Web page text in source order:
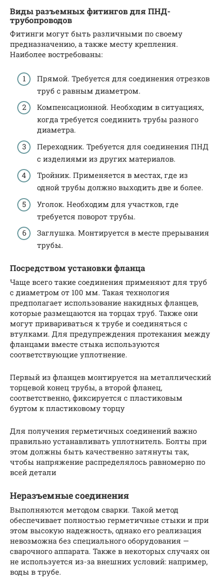
Виды разъемных фитингов для ПНД-
трубопроводов
Фитинги могут быть различными по своему
предназначению, а также месту крепления.
Наиболее востребованы:
Прямой. Требуется для соединения отрезков
труб с равным диаметром.
Компенсационной. Необходим в ситуациях,
когда требуется соединить трубы разного
диаметра.
Переходник. Требуется для соединения ПНД
с изделиями из других материалов.
Тройник. Применяется в местах, где из
одной трубы должно выходить две и более.
Уголок. Необходим для участков, где
требуется поворот трубы.
Заглушка. Монтируется в месте прерывания
трубы.
Посредством установки фланца
Чаще всего такие соединения применяют для труб
с диаметром от 100 мм. Такая технология
предполагает использование накидных фланцев,
которые размещаются на торцах труб. Также они
могут привариваться к трубе и соединяться с
втулками. Для предупреждения протекания между
фланцами вместе стыка используются
соответствующие уплотнение.
Первый из фланцев монтируется на металлический
торцевой конец трубы, а второй фланец,
соответственно, фиксируется с пластиковым
буртом к пластиковому торцу
Для получения герметичных соединений важно
правильно устанавливать уплотнитель. Болты при
этом должны быть качественно затянуты так,
чтобы напряжение распределялось равномерно по
всей детали
Неразъемные соединения
Выполняются методом сварки. Такой метод
обеспечивает полностью герметичные стыки и при
этом высокую надежность, однако его реализация
невозможна без специального оборудования —
сварочного аппарата. Также в некоторых случаях он
не используется из-за внешних условий: например,
воды в трубе.